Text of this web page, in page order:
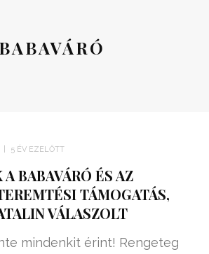
BABAVÁRÓ
5 ÉV EZELŐTT
BABAVÁRÓ ÉS AZ
TÁMOGATÁS,
VÁLASZOLT
mindenkit érint! Rengeteg